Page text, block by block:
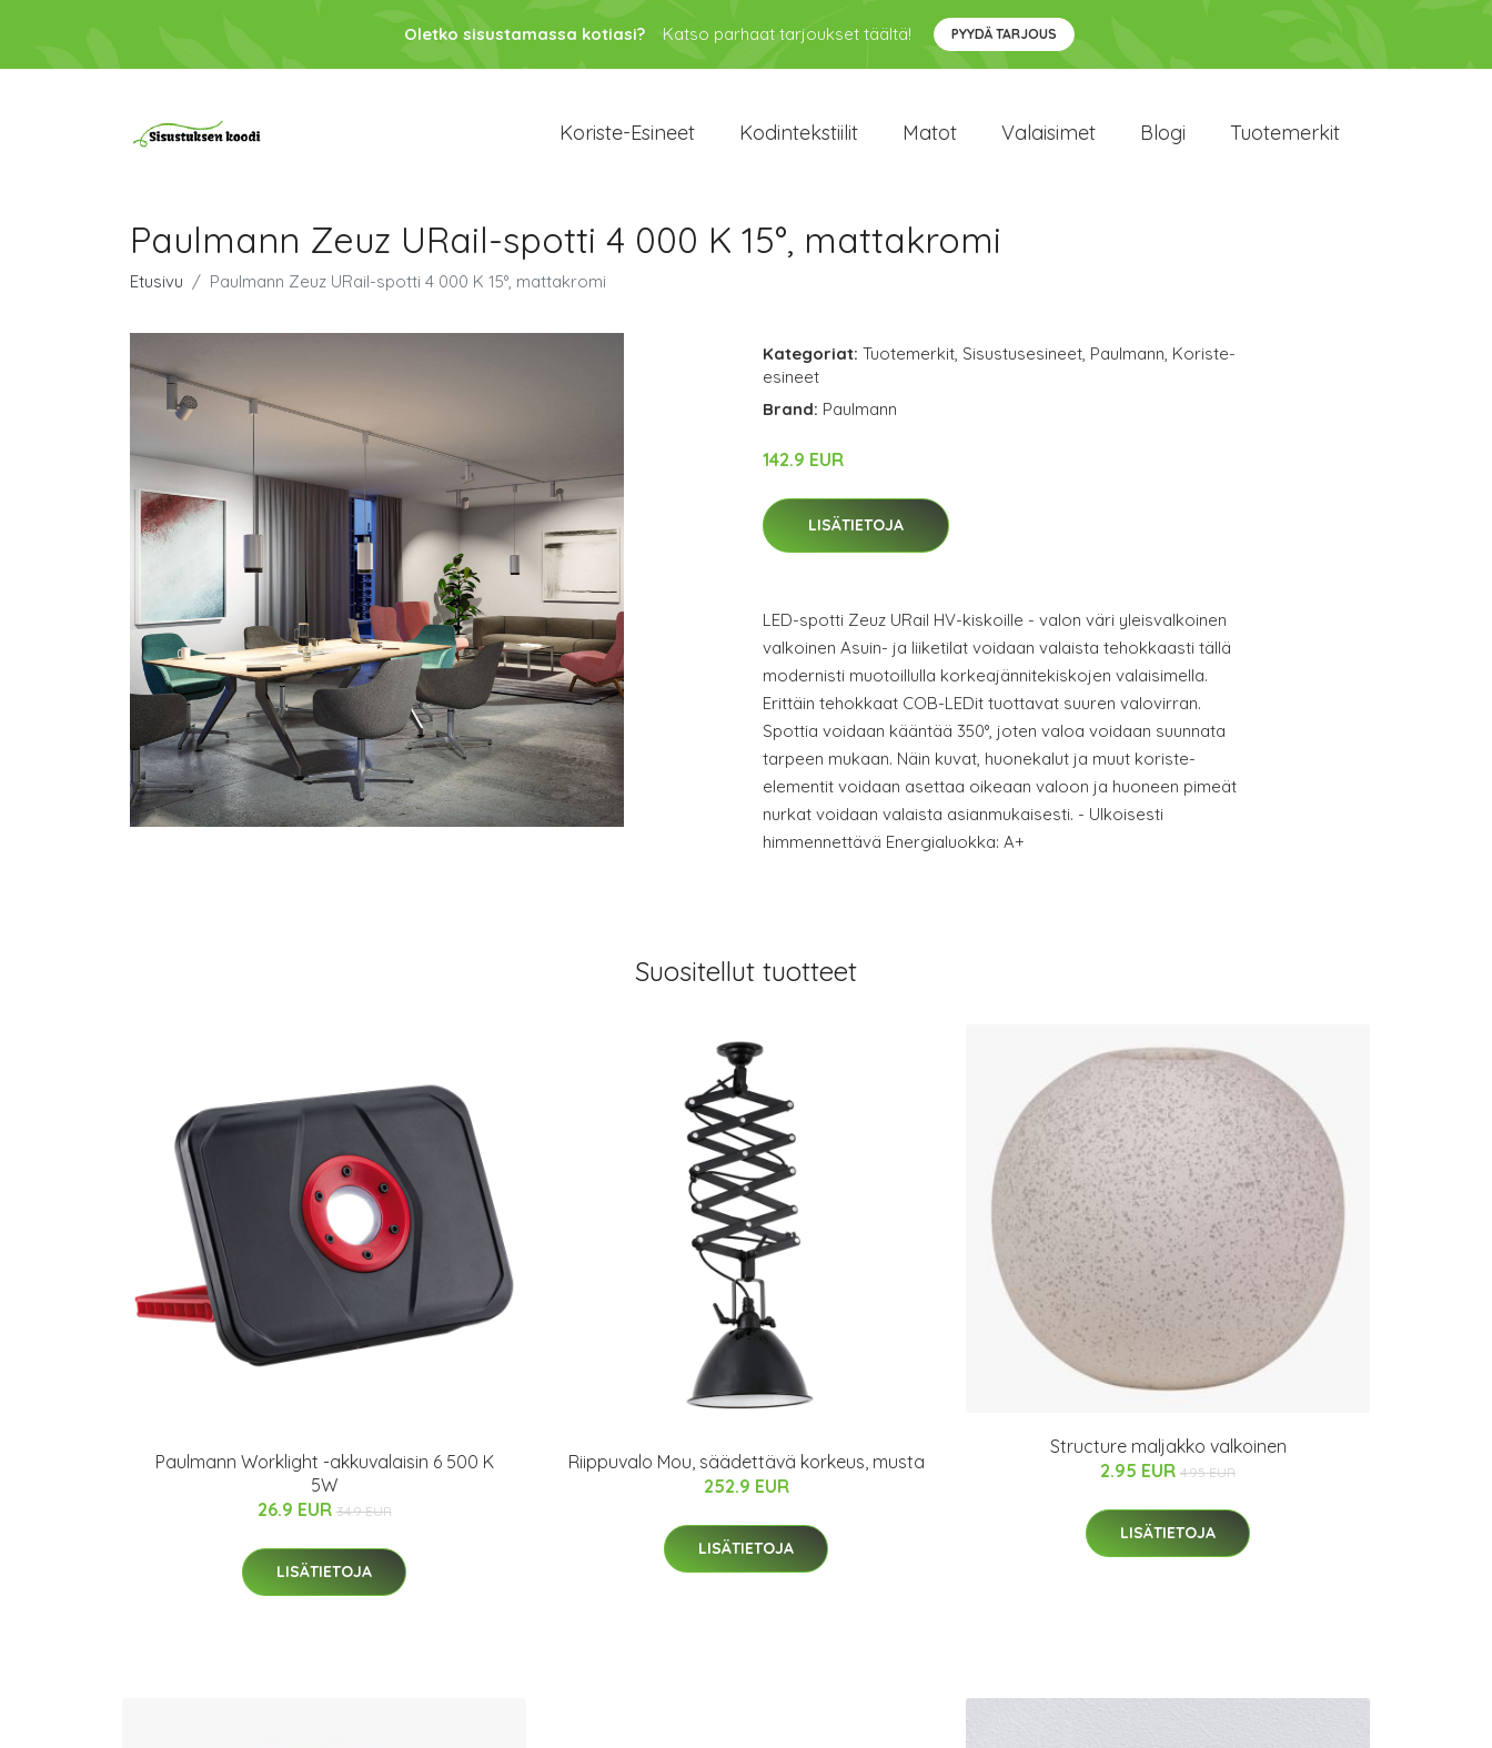
Oletko sisustamassa kotiasi? Katso parhaat tarjoukset täältä! PYYDÄ TARJOUS
Koriste-Esineet Kodintekstiilit Matot Valaisimet Blogi Tuotemerkit
Paulmann Zeuz URail-spotti 4 000 K 15°, mattakromi
Etusivu Paulmann Zeuz URail-spotti 4 000 K 15°, mattakromi
Kategoriat: Tuotemerkit, Sisustusesineet, Paulmann, Koriste-
esineet
Brand: Paulmann
142.9 EUR
LISÄTIETOJA
LED-spotti Zeuz URail HV-kiskoille - valon väri yleisvalkoinen
valkoinen Asuin- ja liiketilat voidaan valaista tehokkaasti tällä
modernisti muotoillulla korkeajännitekiskojen valaisimella.
Erittäin tehokkaat COB-LEDit tuottavat suuren valovirran.
Spottia voidaan kääntää 350°, joten valoa voidaan suunnata
tarpeen mukaan. Näin kuvat, huonekalut ja muut koriste-
elementit voidaan asettaa oikeaan valoon ja huoneen pimeät
nurkat voidaan valaista asianmukaisesti. - Ulkoisesti
himmennettävä Energialuokka: A+
Suositellut tuotteet
Paulmann Worklight -akkuvalaisin 6 500 K
5W
26.9 EUR 34.9 EUR
LISÄTIETOJA
Riippuvalo Mou, säädettävä korkeus, musta
252.9 EUR
LISÄTIETOJA
Structure maljakko valkoinen
2.95 EUR 4.95 EUR
LISÄTIETOJA